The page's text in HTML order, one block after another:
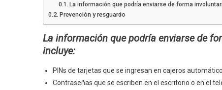
La información que podría enviarse de forma
Prevención y resguardo
La información que podría enviarse de
incluye:
PINs de tarjetas que se ingresan en cajeros
Contraseñas que se escriben en el escritorio o en el